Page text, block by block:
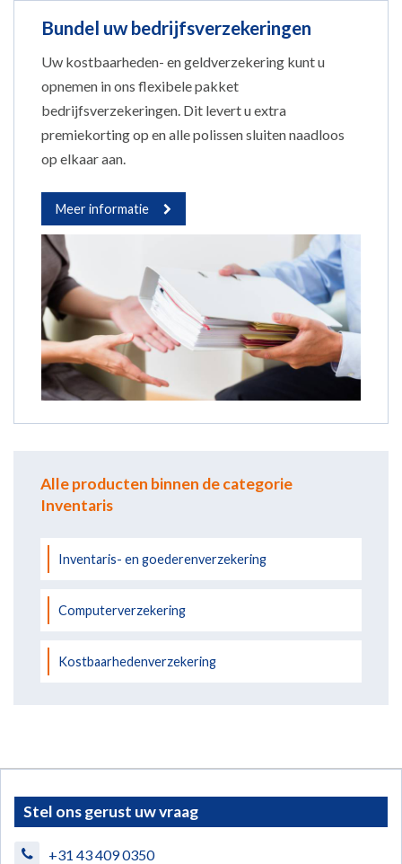
Bundel uw bedrijfsverzekeringen
Uw kostbaarheden- en geldverzekering kunt u
opnemen in ons flexibele pakket
bedrijfsverzekeringen. Dit levert u extra
premiekorting op en alle polissen sluiten naadloos
op elkaar aan.
Meer informatie
Alle producten binnen de categorie
Inventaris
Inventaris- en goederenverzekering
Computerverzekering
Kostbaarhedenverzekering
Stel ons gerust uw vraag
+31 43 409 0350